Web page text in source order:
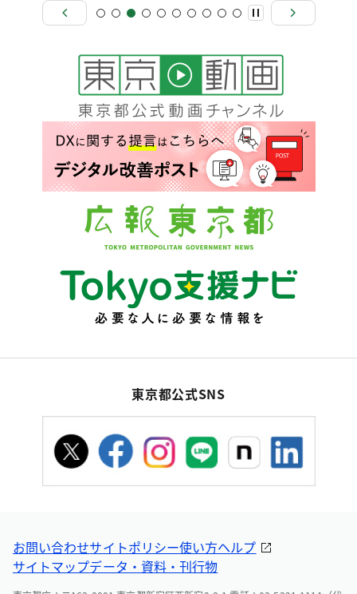
東京都公式SNS
お問い合わせサイトポリシー使い方ヘルプ
サイトマップデータ・資料・刊行物